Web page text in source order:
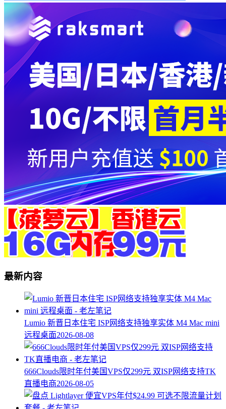
最新内容
Lumio 新晋日本住宅 ISP网络支持独享实体 M4 Mac mini
远程桌面2026-08-08
666Clouds限时年付美国VPS仅299元 双ISP网络支持TK
直播电商2026-08-05